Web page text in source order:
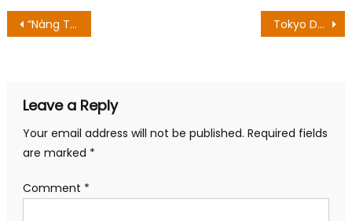
Post
“Nàng Tấm” Lê Chi Na gọi NS Ngân Quỳnh là má Tokyo Demon Bride Story Chương 6 Ngày phát hành: Boy And A Demon Girl!
Leave a Reply
Your email address will not be published. Required fields
are marked *
Comment *